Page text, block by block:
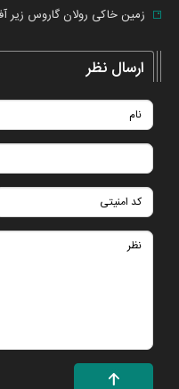
زمین خاکی رولان گاروس زیر
ارسال نظر